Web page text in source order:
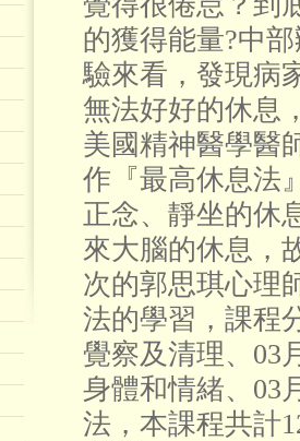
的獲得能量?中
驗來看，發現病
無法好好的休息
美國精神醫學醫
作『最高休息法
正念、靜坐的休
來大腦的休息，
次的郭思琪心理
法的學習，課程
覺察及清理、03
身體和情緒、03
法，本課程共計